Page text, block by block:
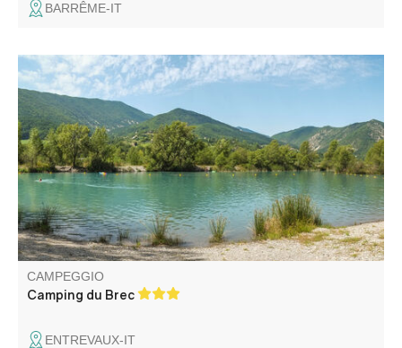
BARRÊME-IT
Tranquillo campeggio a conduzione familiare a pochi
minuti dal borgo medievale di Entrevaux. Bel lago per
nuotare e pescare. Ottima posizione per scoprire il
Verdon, la Costa Azzurra e le Alpi Marittime.
CAMPEGGIO
Camping du Brec
ENTREVAUX-IT